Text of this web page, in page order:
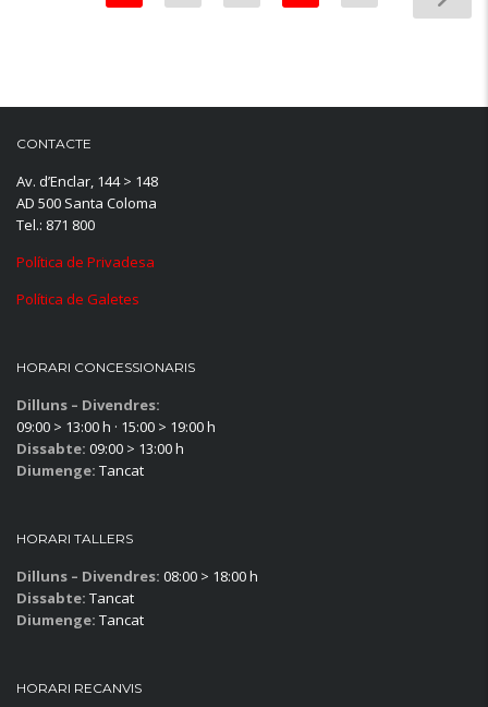
CONTACTE
Av. d’Enclar, 144 > 148
AD 500 Santa Coloma
Tel.: 871 800
Política de Privadesa
Política de Galetes
HORARI CONCESSIONARIS
Dilluns – Divendres:
09:00 > 13:00 h · 15:00 > 19:00 h
Dissabte: 09:00 > 13:00 h
Diumenge: Tancat
HORARI TALLERS
Dilluns – Divendres: 08:00 > 18:00 h
Dissabte: Tancat
Diumenge: Tancat
HORARI RECANVIS